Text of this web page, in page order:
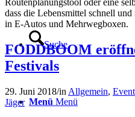
Suche
Menü Menü
Routenplanungstool oder eine
dass die Lebensmittel schnell
in E-Autos und Mehrwegboxen.
FODDBOOM
Festivals
29. Juni 2018/in Allgemein,
Jäger